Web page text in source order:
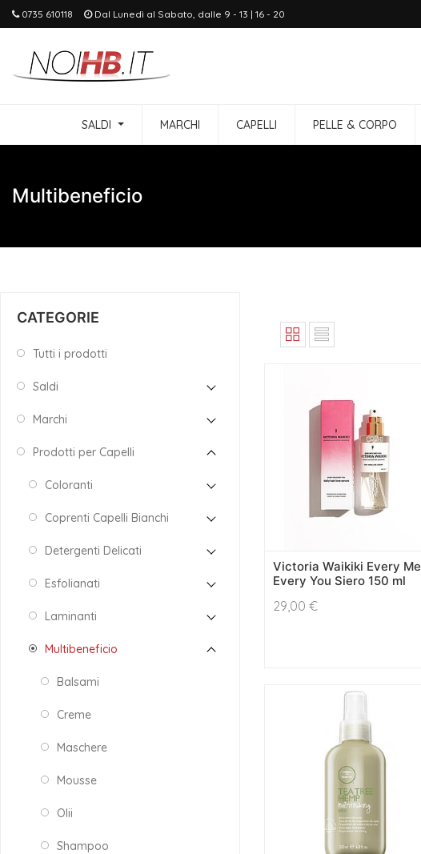
0735 610118 Dal Lunedì al Sabato, dalle 9 - 13 | 16 - 20
SALDI MARCHI CAPELLI PELLE & CORPO
Multibeneficio
CATEGORIE
Tutti i prodotti
Saldi
Marchi
Prodotti per Capelli
Coloranti
Coprenti Capelli Bianchi
Detergenti Delicati
Esfolianati
Laminanti
Multibeneficio
Balsami
Creme
Maschere
Mousse
Olii
Shampoo
Victoria Waikiki Every Me
Every You Siero 150 ml
29,00 €